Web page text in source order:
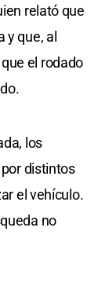
relató que
y que, al
el rodado
los
distintos
el vehículo.
no